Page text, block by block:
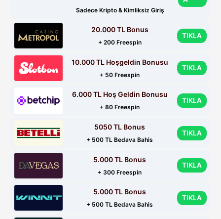
Sadece Kripto & Kimliksiz Giriş
20.000 TL Bonus
+ 200 Freespin
TIKLA
10.000 TL Hoşgeldin Bonusu
+ 50 Freespin
TIKLA
6.000 TL Hoş Geldin Bonusu
+ 80 Freespin
TIKLA
5050 TL Bonus
+ 500 TL Bedava Bahis
TIKLA
5.000 TL Bonus
+ 300 Freespin
TIKLA
5.000 TL Bonus
+ 500 TL Bedava Bahis
TIKLA